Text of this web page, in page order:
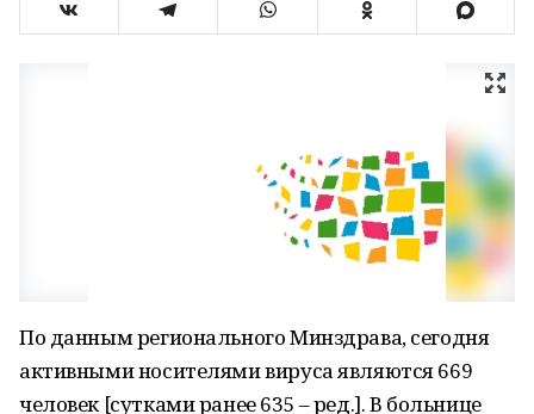
По данным регионального Минздрава, сегодня
активными носителями вируса являются 669
человек [сутками ранее 635 – ред.]. В больнице